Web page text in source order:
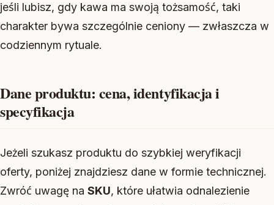
jeśli lubisz, gdy kawa ma swoją tożsamość, taki
charakter bywa szczególnie ceniony — zwłaszcza w
codziennym rytuale.
Dane produktu: cena, identyfikacja i
specyfikacja
Jeżeli szukasz produktu do szybkiej weryfikacji
oferty, poniżej znajdziesz dane w formie technicznej.
Zwróć uwagę na SKU, które ułatwia odnalezienie